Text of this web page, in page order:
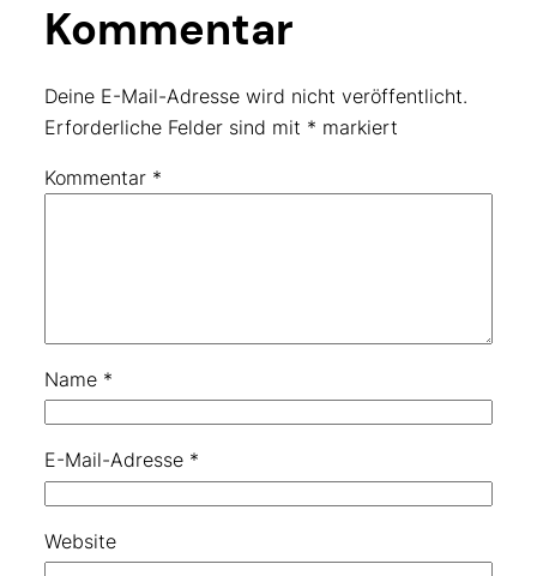
Kommentar
Deine E-Mail-Adresse wird nicht veröffentlicht.
Erforderliche Felder sind mit * markiert
Kommentar *
Name *
E-Mail-Adresse *
Website